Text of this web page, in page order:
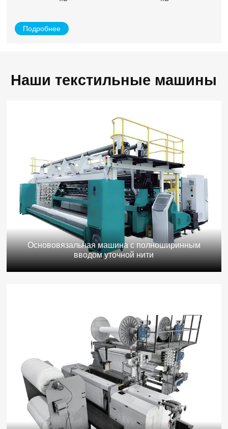
Подробнее
Наши текстильные машины
Основовязальная машина с полноширинным
вводом уточной нити